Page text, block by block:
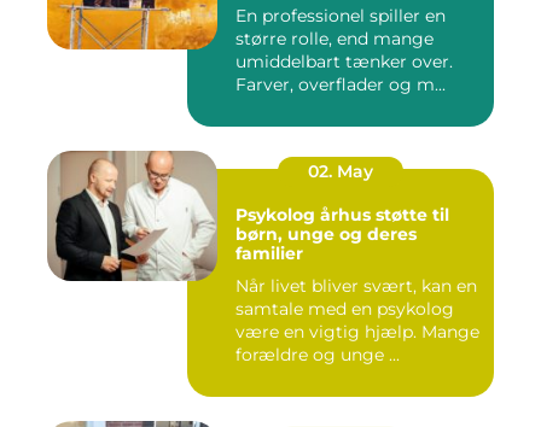
En professionel spiller en
større rolle, end mange
umiddelbart tænker over.
Farver, overflader og m...
02. May
Psykolog århus støtte til
børn, unge og deres
familier
Når livet bliver svært, kan en
samtale med en psykolog
være en vigtig hjælp. Mange
forældre og unge ...